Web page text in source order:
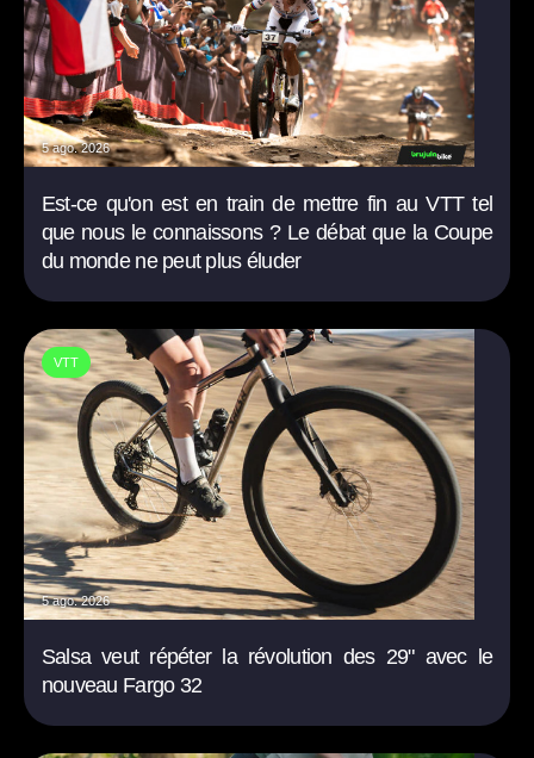
5 ago. 2026
Est-ce qu'on est en train de mettre fin au VTT tel
que nous le connaissons ? Le débat que la Coupe
du monde ne peut plus éluder
VTT
5 ago. 2026
Salsa veut répéter la révolution des 29" avec le
nouveau Fargo 32